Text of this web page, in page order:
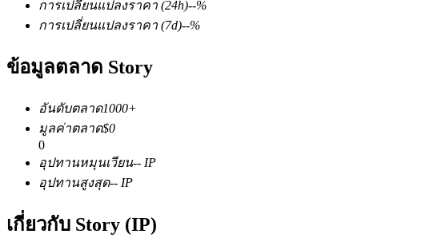
ฟิวเจอร์สสกุลเงินดิจิทัล
TradFi
อนุพันธ์ของหุ้น ฟอเร็กซ์ โลหะมีค่า และสินค้าโภคภัณฑ์
การเปลี่ยนแปลงราคา (24h)--%
การเปลี่ยนแปลงราคา (7d)--%
ข้อมูลตลาด Story
อันดับตลาด1000+
มูลค่าตลาด$0
0
อุปทานหมุนเวียน-- IP
อุปทานสูงสุด-- IP
เกี่ยวกับ Story (IP)